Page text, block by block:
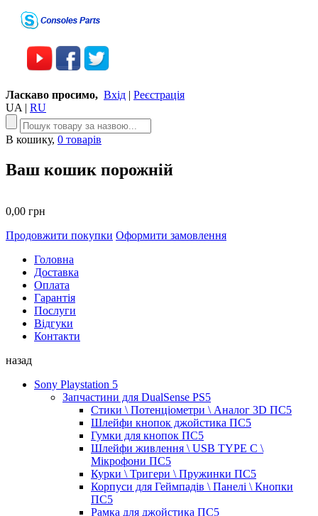
Ласкаво просимо, Вхід | Реєстрація
UA | RU
В кошику, 0 товарів
Ваш кошик порожній
0,00 грн
Продовжити покупки Оформити замовлення
Головна
Доставка
Оплата
Гарантія
Послуги
Відгуки
Контакти
назад
Sony Playstation 5
Запчастини для DualSense PS5
Стики \ Потенціометри \ Аналог 3D ПС5
Шлейфи кнопок джойстика ПС5
Гумки для кнопок ПС5
Шлейфи живлення \ USB TYPE C \
Мікрофони ПС5
Курки \ Тригери \ Пружинки ПС5
Корпуси для Геймпадів \ Панелі \ Кнопки
ПС5
Рамка для джойстика ПС5